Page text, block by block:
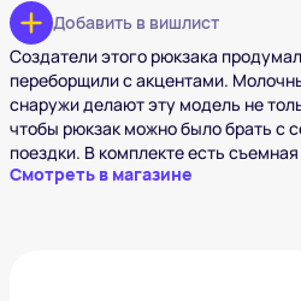
Добавить в вишлист
Создатели этого рюкзака
переборщили с акцентами.
снаружи делают эту модель не
чтобы рюкзак можно было брать с
поездки. В комплекте есть
Смотреть в магазине